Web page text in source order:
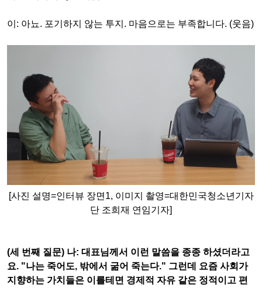
이 : 아뇨. 포기하지 않는 투지 . 마음으로는 부족합니다. (웃음)
[사진 설명=인터뷰 장면1, 이미지 촬영=대한민국청소년기자
단 조희재 연임기자]
(세 번째 질문) 나: 대표님께서 이런 말씀을 종종 하셨더라고
요. "나는 죽어도, 밖에서 굶어 죽는다." 그런데 요즘 사회가
지향하는 가치들은 이를테면 경제적 자유 같은 정적이고 편